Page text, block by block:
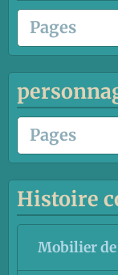
Histoire
Mobilier de